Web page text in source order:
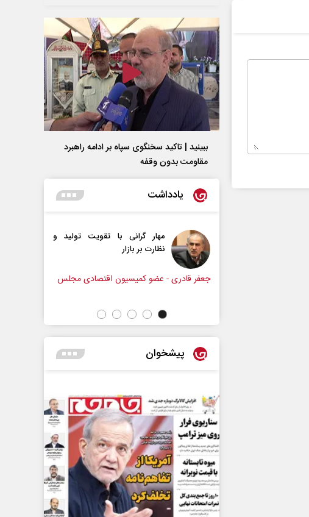
ببینید | تاکید سخنگوی سپاه بر ادامه راهبرد
مقاومت بدون وقفه
یادداشت
مهار گرانی با تقویت تولید و
جعفر قادری - عضو کمیسیون اقتصادی مجلس
غروب خورشید نبوت، طلوع
پیشخوان